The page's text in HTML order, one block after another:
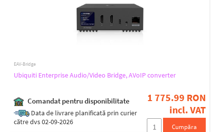
EAV-Bridge
Ubiquiti Enterprise Audio/Video Bridge, AVoIP converter
Comandat pentru disponibilitate
Data de livrare planificată prin curier
către dvs 02-09-2026
1 775.99 RON
incl. VAT
Cumpăra